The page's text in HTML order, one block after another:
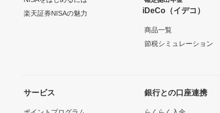
楽天証券NISAの魅力
iDeCo（イデコ）
商品一覧
節税シミュレーション
サービス 銀行との口座連携